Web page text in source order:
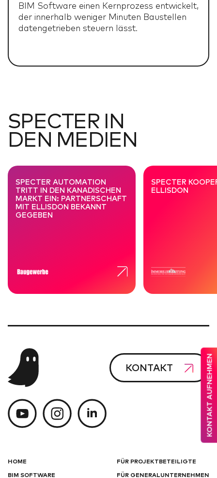
BIM Software einen Kernprozess entwickelt,
der innerhalb weniger Minuten Baustellen
datengetrieben steuern lässt.
SPECTER IN
DEN MEDIEN
SPECTER AUTOMATION
TRITT IN DEN KANADISCHEN
MARKT EIN: PARTNERSCHAFT
MIT ELLISDON BEKANNT
GEGEBEN
SPECTER
ELLISDON
KONTAKT
HOME
BIM SOFTWARE
FÜR PROJEKTBETEILIGTE
FÜR GENERALUNTERNEHMEN
KONTAKT AUFNEHMEN